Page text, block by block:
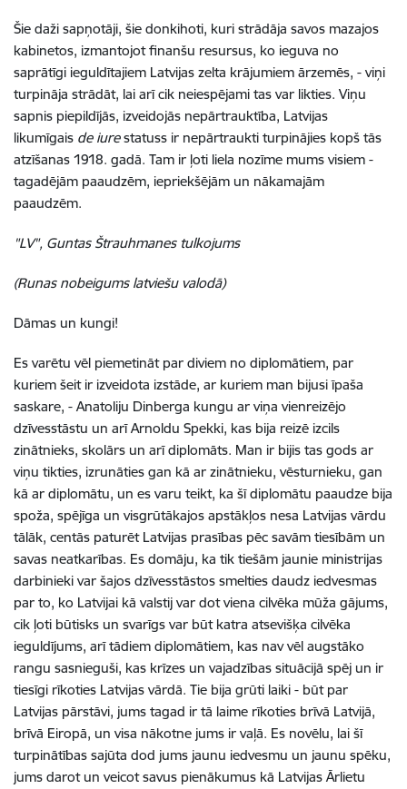
Šie daži sapņotāji, šie donkihoti, kuri strādāja savos mazajos
kabinetos, izmantojot finanšu resursus, ko ieguva no
saprātīgi ieguldītajiem Latvijas zelta krājumiem ārzemēs, - viņi
turpināja strādāt, lai arī cik neiespējami tas var likties. Viņu
sapnis piepildījās, izveidojās nepārtrauktība, Latvijas
likumīgais de iurestatuss ir nepārtraukti turpinājies kopš tās
atzīšanas 1918. gadā. Tam ir ļoti liela nozīme mums visiem -
tagadējām paaudzēm, iepriekšējām un nākamajām
paaudzēm.
"LV", Guntas Štrauhmanes tulkojums
(Runas nobeigums latviešu valodā)
Dāmas un kungi!
Es varētu vēl piemetināt par diviem no diplomātiem, par
kuriem šeit ir izveidota izstāde, ar kuriem man bijusi īpaša
saskare, - Anatoliju Dinberga kungu ar viņa vienreizējo
dzīvesstāstu un arī Arnoldu Spekki, kas bija reizē izcils
zinātnieks, skolārs un arī diplomāts. Man ir bijis tas gods ar
viņu tikties, izrunāties gan kā ar zinātnieku, vēsturnieku, gan
kā ar diplomātu, un es varu teikt, ka šī diplomātu paaudze bija
spoža, spējīga un visgrūtākajos apstākļos nesa Latvijas vārdu
tālāk, centās paturēt Latvijas prasības pēc savām tiesībām un
savas neatkarības. Es domāju, ka tik tiešām jaunie ministrijas
darbinieki var šajos dzīvesstāstos smelties daudz iedvesmas
par to, ko Latvijai kā valstij var dot viena cilvēka mūža gājums,
cik ļoti būtisks un svarīgs var būt katra atsevišķa cilvēka
ieguldījums, arī tādiem diplomātiem, kas nav vēl augstāko
rangu sasnieguši, kas krīzes un vajadzības situācijā spēj un ir
tiesīgi rīkoties Latvijas vārdā. Tie bija grūti laiki - būt par
Latvijas pārstāvi, jums tagad ir tā laime rīkoties brīvā Latvijā,
brīvā Eiropā, un visa nākotne jums ir vaļā. Es novēlu, lai šī
turpinātības sajūta dod jums jaunu iedvesmu un jaunu spēku,
jums darot un veicot savus pienākumus kā Latvijas Ārlietu